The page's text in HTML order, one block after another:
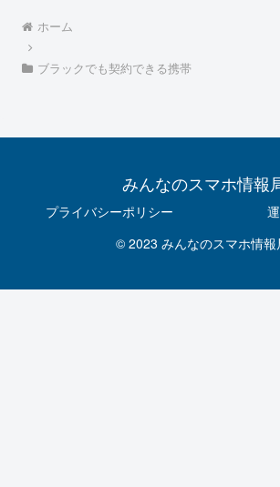
ホーム
ブラックでも契約できる携帯
みんなのスマホ情報
プライバシーポリシー
© 2023 みんなのスマホ情報